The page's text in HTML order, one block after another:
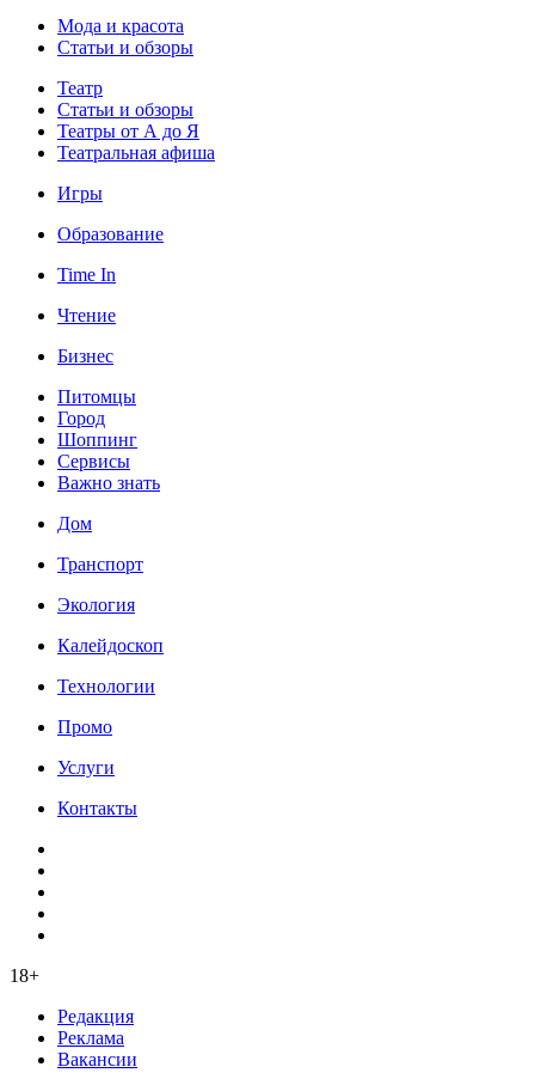
Мода и красота
Статьи и обзоры
Театр
Статьи и обзоры
Театры от А до Я
Театральная афиша
Игры
Образование
Time In
Чтение
Бизнес
Питомцы
Город
Шоппинг
Сервисы
Важно знать
Дом
Транспорт
Экология
Калейдоскоп
Технологии
Промо
Услуги
Контакты
18+
Редакция
Реклама
Вакансии